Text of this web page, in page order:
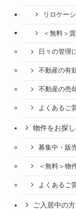
リロケー
＜無料＞
日々の管理
不動産の有
不動産の売
よくあるご
物件をお探
募集中・販
＜無料＞物
よくあるご
ご入居中の方